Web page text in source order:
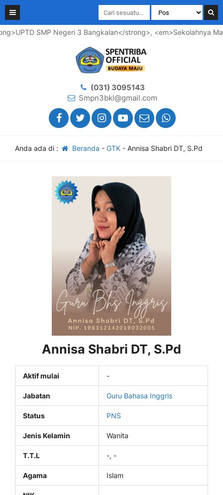
SMP Negeri 3 Bangkalan</strong>, <em>Sekolahnya Maju
(031) 3095143
Smpn3bkl@gmail.com
Anda ada di : Beranda - GTK- Annisa Shabri DT, S.Pd
Annisa Shabri DT, S.Pd
Aktif mulai -
Jabatan Guru Bahasa Inggris
Status PNS
Jenis Kelamin Wanita
T.T.L -, -
Agama Islam